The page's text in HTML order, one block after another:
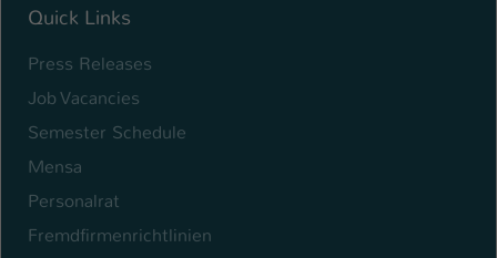
Quick Links
Press Releases
Job Vacancies
Semester Schedule
Mensa
Personalrat
Fremdfirmenrichtlinien
Laufzeit
eines Intranet-Logins die Session-ID. So
gewährt.